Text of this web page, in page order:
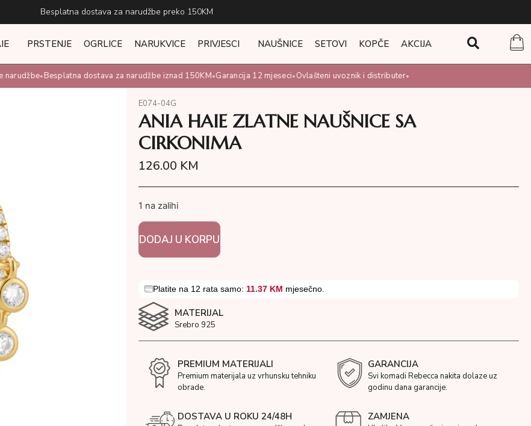
Besplatna dostava za narudžbe preko 150KM
PRSTENJE OGRLICE NARUKVICE PRIVJESCI NAUŠNICE SETOVI KOPČE AKCIJA
•Besplatna dostava za narudžbe iznad 150KM•Garancija 12 mjeseci•Ovlašteni uvoznik i distributer•
E074-04G
ANIA HAIE ZLATNE NAUŠNICE SA
CIRKONIMA
126.00 KM
1 na zalihi
DODAJ U KORPU
Platite na 12 rata samo: 11.37 KM mjesečno.
MATERIJAL
Srebro 925
PREMIUM MATERIJALI
Premium materijala uz vrhunsku tehniku
obrade.
GARANCIJA
Svi komadi Rebecca nakita dolaze uz
godinu dana garancije.
DOSTAVA U ROKU 24/48H ZAMJENA